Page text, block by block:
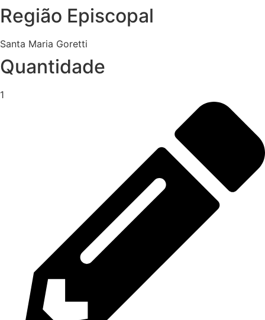
Região Episcopal
Santa Maria Goretti
Quantidade
1